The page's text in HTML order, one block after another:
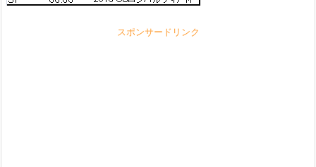
スポンサードリンク